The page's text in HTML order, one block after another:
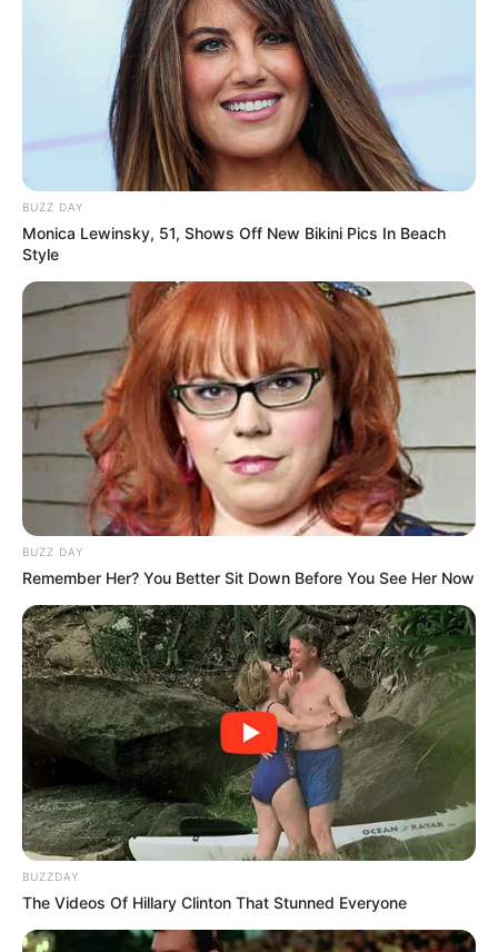
Tags Breking News Gujarat Gujarat News
Latest News
અમદાવાદ
અમારી યુટ્યુબ ચેનલ ને Subscribe કરો
BUZZ DAY
Monica Lewinsky, 51, Shows Off New Bikini Pics In Beach
Style
BUZZ DAY
Remember Her? You Better Sit Down Before You See Her Now
BUZZDAY
The Videos Of Hillary Clinton That Stunned Everyone